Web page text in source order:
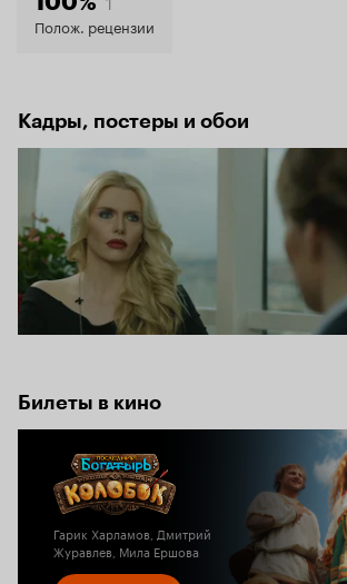
Полож. рецензии
Кадры, постеры и обои
Билеты в кино
Гарик Харламов, Дмитрий
Журавлев, Мила Ершова